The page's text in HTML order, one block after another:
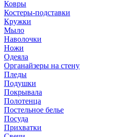
Ковры
Костеры-подставки
Кружки
Мыло
Наволочки
Ножи
Одеяла
Органайзеры на стену
Пледы
Подушки
Покрывала
Полотенца
Постельное белье
Посуда
Прихватки